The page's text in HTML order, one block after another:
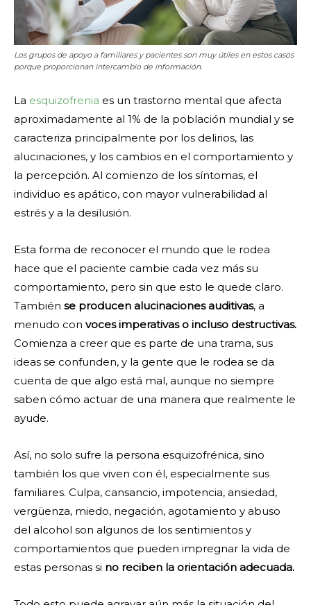
Los grupos de apoyo a familiares y pacientes son muy útiles en estos casos
porque proporcionan intercambio de información.
La esquizofrenia es un trastorno mental que afecta
aproximadamente al 1% de la población mundial y se
caracteriza principalmente por los delirios, las
alucinaciones, y los cambios en el comportamiento y
la percepción. Al comienzo de los síntomas, el
individuo es apático, con mayor vulnerabilidad al
estrés y a la desilusión.
Esta forma de reconocer el mundo que le rodea
hace que el paciente cambie cada vez más su
comportamiento, pero sin que esto le quede claro.
También se producen alucinaciones auditivas, a
menudo con voces imperativas o incluso destructivas.
Comienza a creer que es parte de una trama, sus
ideas se confunden, y la gente que le rodea se da
cuenta de que algo está mal, aunque no siempre
saben cómo actuar de una manera que realmente le
ayude.
Así, no solo sufre la persona esquizofrénica, sino
también los que viven con él, especialmente sus
familiares. Culpa, cansancio, impotencia, ansiedad,
vergüenza, miedo, negación, agotamiento y abuso
del alcohol son algunos de los sentimientos y
comportamientos que pueden impregnar la vida de
estas personas si no reciben la orientación adecuada.